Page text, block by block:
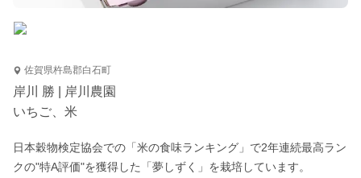
佐賀県杵島郡白石町
岸川 勝 | 岸川農園
いちご、米
日本穀物検定協会での「米の食味ランキング」で2年連続最高ラン
クの"特A評価"を獲得した「夢しずく」を栽培しています。